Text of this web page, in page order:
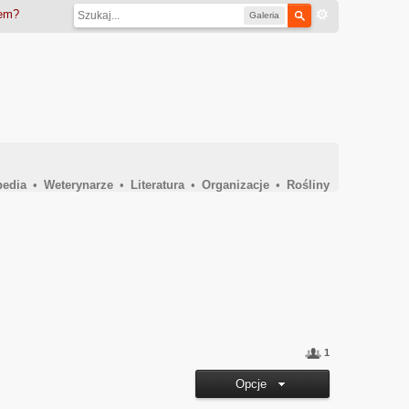
Galeria
• Weterynarze • Literatura • Organizacje • Rośliny
1
Opcje